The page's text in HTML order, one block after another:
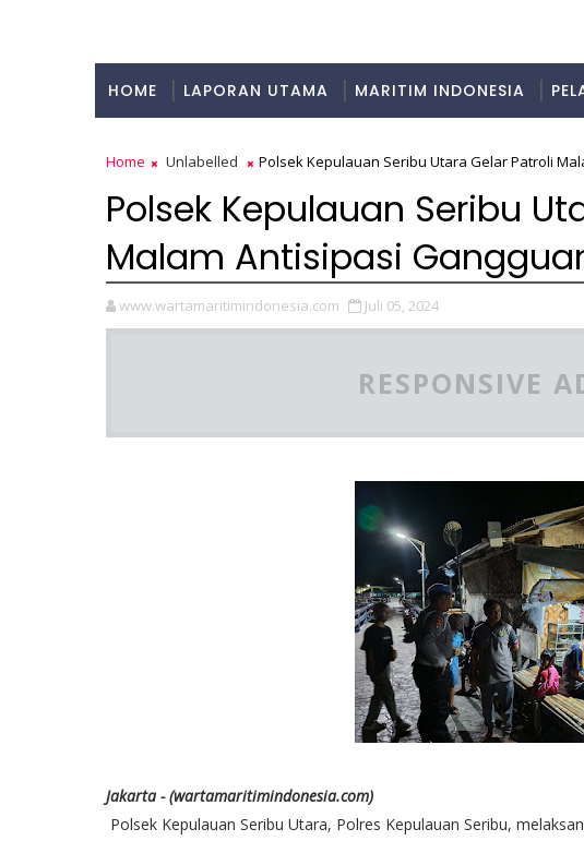
HOME LAPORAN UTAMA MARITIM INDONESIA
Home Unlabelled Polsek Kepulauan Seribu Utara Gelar Patroli
Polsek Kepulauan Seribu
Malam Antisipasi
www.wartamaritimindonesia.com Juli 05, 2024
RESPONSIVE
Jakarta - (wartamaritimindonesia.com)
Polsek Kepulauan Seribu Utara, Polres Kepulauan Seribu,